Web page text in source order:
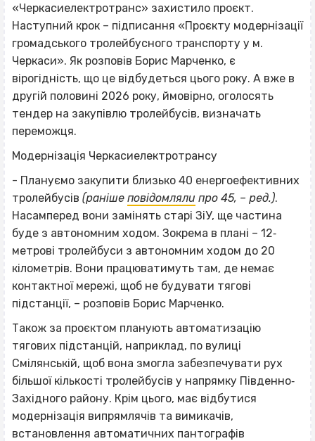
«Черкасиелектротранс» захистило проєкт.
Наступний крок – підписання «Проєкту модернізації
громадського тролейбусного транспорту у м.
Черкаси». Як розповів Борис Марченко, є
вірогідність, що це відбудеться цього року. А вже в
другій половині 2026 року, ймовірно, оголосять
тендер на закупівлю тролейбусів, визначать
переможця.
Модернізація Черкасиелектротрансу
- Плануємо закупити близько 40 енергоефективних
тролейбусів (раніше повідомляли про 45, – ред.).
Насамперед вони замінять старі ЗіУ, ще частина
буде з автономним ходом. Зокрема в плані – 12‐
метрові тролейбуси з автономним ходом до 20
кілометрів. Вони працюватимуть там, де немає
контактної мережі, щоб не будувати тягові
підстанції, – розповів Борис Марченко.
Також за проєктом планують автоматизацію
тягових підстанцій, наприклад, по вулиці
Смілянській, щоб вона змогла забезпечувати рух
більшої кількості тролейбусів у напрямку Південно‐
Західного району. Крім цього, має відбутися
модернізація випрямлячів та вимикачів,
встановлення автоматичних пантографів